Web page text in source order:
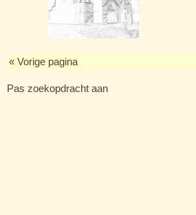
« Vorige pagina
Pas zoekopdracht aan